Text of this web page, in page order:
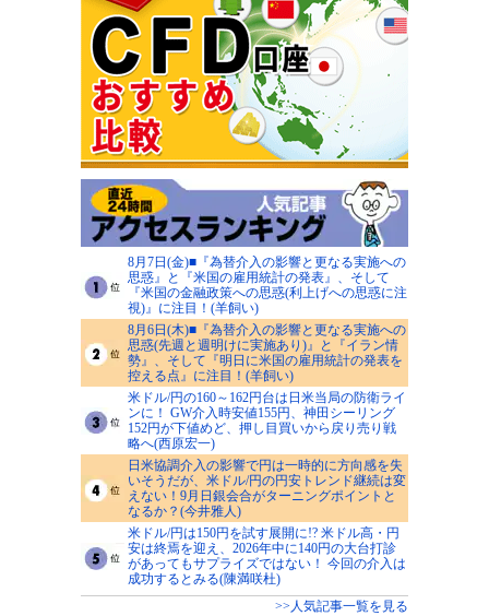
8月7日(金)■『為替介入の影響と更なる実施への
思惑』と『米国の雇用統計の発表』、そして
『米国の金融政策への思惑(利上げへの思惑に注
視)』に注目！(羊飼い)
8月6日(木)■『為替介入の影響と更なる実施への
思惑(先週と週明けに実施あり)』と『イラン情
勢』、そして『明日に米国の雇用統計の発表を
控える点』に注目！(羊飼い)
米ドル/円の160～162円台は日米当局の防衛ライ
ンに！ GW介入時安値155円、神田シーリング
152円が下値めど、押し目買いから戻り売り戦
略へ(西原宏一)
日米協調介入の影響で円は一時的に方向感を失
いそうだが、米ドル/円の円安トレンド継続は変
えない！9月日銀会合がターニングポイントと
なるか？(今井雅人)
米ドル/円は150円を試す展開に!? 米ドル高・円
安は終焉を迎え、2026年中に140円の大台打診
があってもサプライズではない！ 今回の介入は
成功するとみる(陳満咲杜)
>>人気記事一覧を見る